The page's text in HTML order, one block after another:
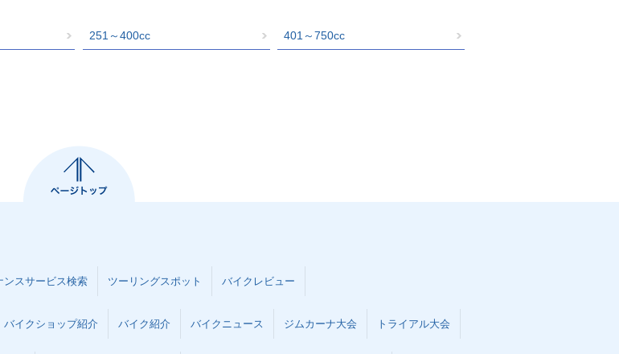
251～400cc 401～750cc
ンスサービス検索 ツーリングスポット バイクレビュー
バイクショップ紹介 バイク紹介 バイクニュース ジムカーナ大会 トライアル大会